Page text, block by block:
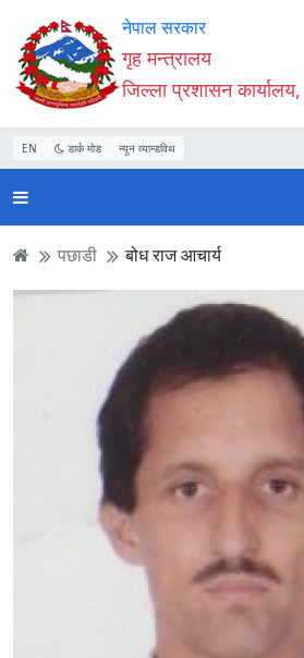
Accessibility
Mode
सुरु
गर्नुहोस्
सामाग्री
पढ्नुहाेस्
नेभिगेसन
पढ्नुहाेस्
वेबसाइट
खोजमा
जानुहोस्
नेपाल सरकार
गृह मन्त्रालय
जिल्ला प्रशासन कार्यालय,
EN डार्क मोड न्यून व्यान्डविथ
पछाडी बोध राज आचार्य